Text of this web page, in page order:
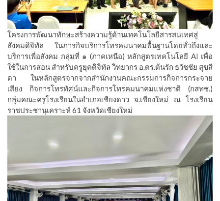
โครงการพัฒนาทักษะสร้างความรู้ด้านเทคโนโลยีสารสนเทศสู่
สังคมดิจิทัล ในภารกิจบริการโทรคมนาคมพื้นฐานโดยทั่วถึงและ
บริการเพื่อสังคม กลุ่มที่ ๑ (ภาคเหนือ) หลักสูตรเทคโนโลยี AI เพื่อ
ใช้ในการสอน สำหรับครูยุคดิจิทัล วิทยากร อ.ดร.ต้นรัก ธวัชชัย สุขสี
ดา ในหลักสูตรจากจากสำนักงานคณะกรรมการกิจการกระจาย
เสียง กิจการโทรทัศน์และกิจการโทรคมนาคมแห่งชาติ (กสทช.)
กลุ่มคณะครูโรงเรียนในอำเภอเชียงดาว จ.เชียงใหม่ ณ โรงเรียน
ราชประชานุเคราะห์ 61 จังหวัดเชียงใหม่